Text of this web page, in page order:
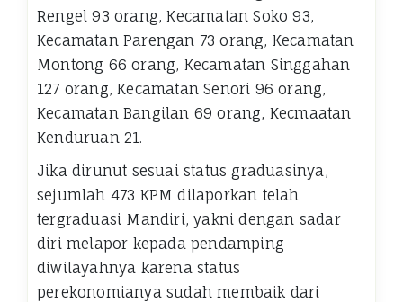
Rengel 93 orang, Kecamatan Soko 93,
Kecamatan Parengan 73 orang, Kecamatan
Montong 66 orang, Kecamatan Singgahan
127 orang, Kecamatan Senori 96 orang,
Kecamatan Bangilan 69 orang, Kecmaatan
Kenduruan 21.
Jika dirunut sesuai status graduasinya,
sejumlah 473 KPM dilaporkan telah
tergraduasi Mandiri, yakni dengan sadar
diri melapor kepada pendamping
diwilayahnya karena status
perekonomianya sudah membaik dari